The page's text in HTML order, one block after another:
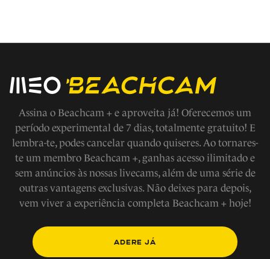
Assina o Beachcam + e aproveita já! Oferecemos um
período experimental de 7 dias, totalmente gratuito! E
lembra-te, podes cancelar quando quiseres. Ao tornares-
te um membro Beachcam +, ganhas acesso ilimitado e
sem anúncios às nossas livecams, além de uma série de
outras vantagens exclusivas. Não deixes para depois,
vem viver a experiência completa Beachcam + hoje!
ADERE JÁ